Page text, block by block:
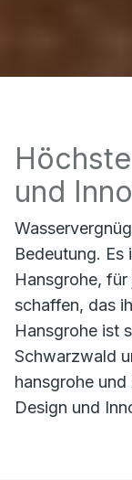
und
Bedeutung.
Hansgrohe,
schaffen, das
Hansgrohe ist
Schwarzwald
hansgrohe
Design und